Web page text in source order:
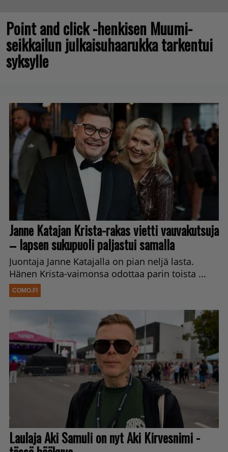
Point and click -henkisen Muumi-
seikkailun julkaisuhaarukka tarkentui
syksylle